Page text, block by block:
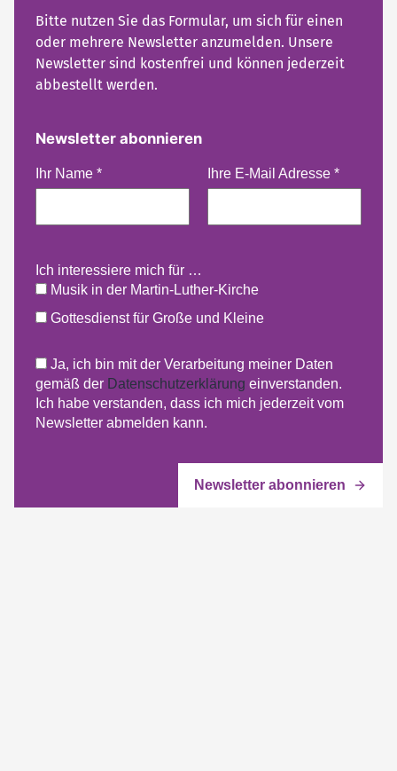
Bitte nutzen Sie das Formular, um sich für einen
oder mehrere Newsletter anzumelden. Unsere
Newsletter sind kostenfrei und können jederzeit
abbestellt werden.
Newsletter abonnieren
Ihr Name * Ihre E-Mail Adresse *
Ich interessiere mich für …
Musik in der Martin-Luther-Kirche
Gottesdienst für Große und Kleine
Ja, ich bin mit der Verarbeitung meiner Daten
gemäß der Datenschutzerklärung einverstanden.
Ich habe verstanden, dass ich mich jederzeit vom
Newsletter abmelden kann.